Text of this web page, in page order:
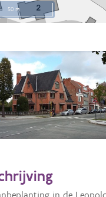
50 m